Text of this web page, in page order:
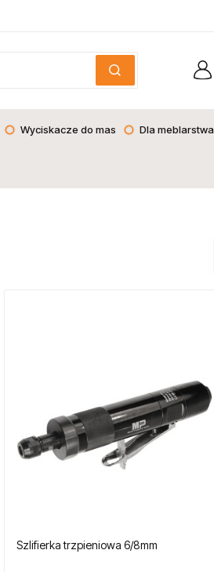
Wyciskacze do mas Dla meblarstwa
Szlifierka trzpieniowa 6/8mm